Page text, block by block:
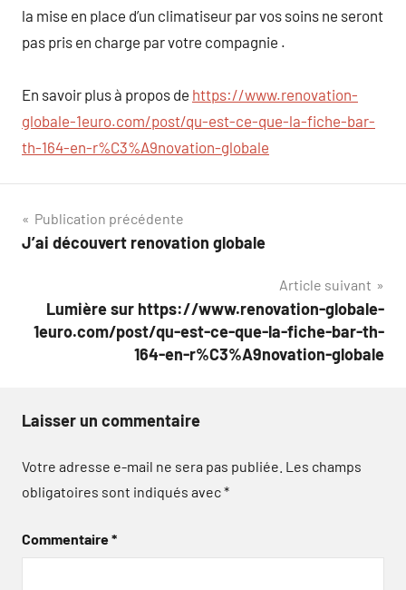
la mise en place d’un climatiseur par vos soins ne seront
pas pris en charge par votre compagnie .
En savoir plus à propos de https://www.renovation-
globale-1euro.com/post/qu-est-ce-que-la-fiche-bar-
th-164-en-r%C3%A9novation-globale
Navigation
de
Publication précédente
J’ai découvert renovation globale
Article suivant
Lumière sur https://www.renovation-globale-
1euro.com/post/qu-est-ce-que-la-fiche-bar-th-
164-en-r%C3%A9novation-globale
Laisser un commentaire
Votre adresse e-mail ne sera pas publiée. Les champs
obligatoires sont indiqués avec*
Commentaire*